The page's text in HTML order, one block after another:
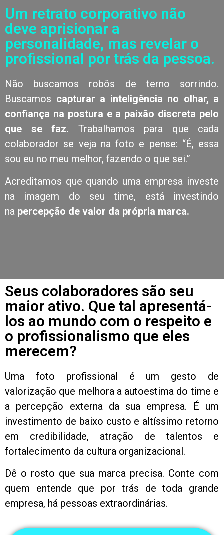
Um retrato corporativo não
deve aprisionar a
personalidade, mas revelar o
profissional por trás da pessoa.
Não buscamos robôs de terno sorrindo.
Buscamos capturar a inteligência no olhar, a
confiança na postura e a paixão discreta pelo
que se faz. Trabalhamos para que cada
colaborador se veja na foto e pense: “É, essa
sou eu no meu melhor, fazendo o que sei.”
Acreditamos que quando uma empresa investe
na imagem do seu time, está investindo
na percepção de valor da própria marca.
Seus colaboradores são seu
maior ativo. Que tal apresentá-
los ao mundo com o respeito e
o profissionalismo que eles
merecem?
Uma foto profissional é um gesto de
valorização que melhora a autoestima do time e
a percepção externa da sua empresa. É um
investimento de baixo custo e altíssimo retorno
em credibilidade, atração de talentos e
fortalecimento da cultura organizacional.
Dê o rosto que sua marca precisa. Conte com
quem entende que por trás de toda grande
empresa, há pessoas extraordinárias.